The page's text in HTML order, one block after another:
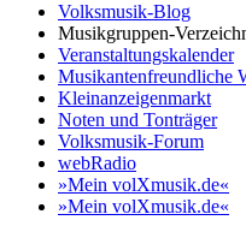
Volksmusik-Blog
Musikgruppen-
Veranstaltungskalender
Musikantenfreundliche
Kleinanzeigenmarkt
Noten und Tonträger
Volksmusik-Forum
webRadio
»Mein volXmusik.de«
»Mein volXmusik.de«